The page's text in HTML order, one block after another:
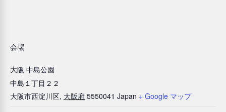
会場
大阪 中島公園
中島１丁目２２
大阪市西淀川区, 大阪府 5550041 Japan + Google マップ